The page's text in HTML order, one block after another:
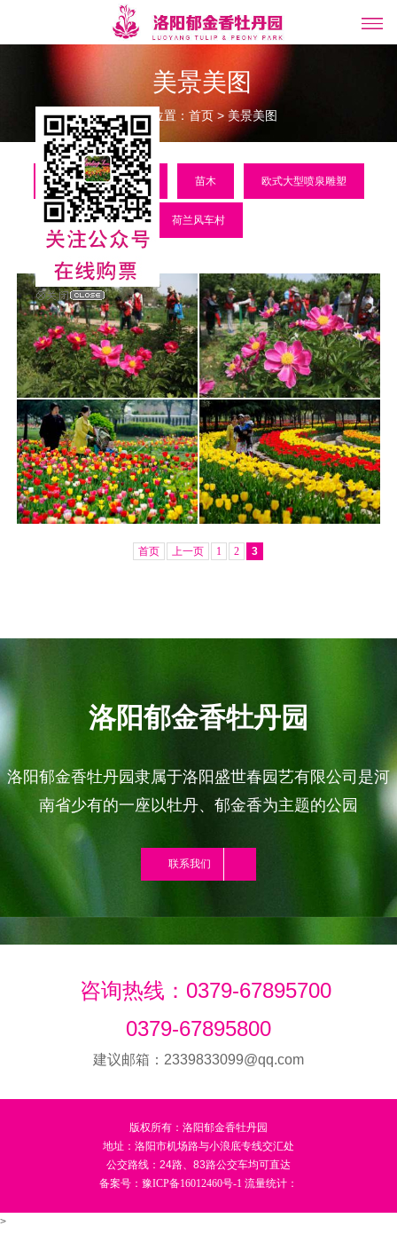
美景美图
当前位置： 首页>美景美图
郁金香 牡丹 苗木 欧式大型喷泉雕塑
荷兰风车村
首页 上一页 1 2 3
洛阳郁金香牡丹园
洛阳郁金香牡丹园隶属于洛阳盛世春园艺有限公司是河
南省少有的一座以牡丹、郁金香为主题的公园
联系我们
咨询热线：0379-67895700
0379-67895800
建议邮箱：2339833099@qq.com
版权所有：洛阳郁金香牡丹园
地址：洛阳市机场路与小浪底专线交汇处
公交路线：24路、83路公交车均可直达
备案号： 豫ICP备16012460号-1 流量统计：
>